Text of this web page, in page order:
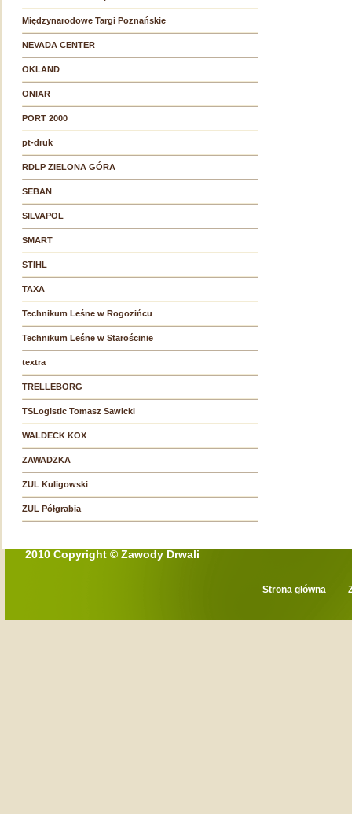
Międzynarodowe Targi Poznańskie
NEVADA CENTER
OKLAND
ONIAR
PORT 2000
pt-druk
RDLP ZIELONA GÓRA
SEBAN
SILVAPOL
SMART
STIHL
TAXA
Technikum Leśne w Rogozińcu
Technikum Leśne w Starościnie
textra
TRELLEBORG
TSLogistic Tomasz Sawicki
WALDECK KOX
ZAWADZKA
ZUL Kuligowski
ZUL Półgrabia
2010 Copyright © Zawody Drwali
Strona główna